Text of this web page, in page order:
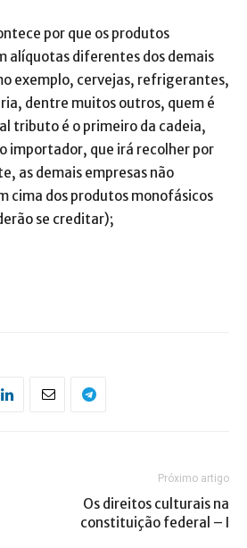
por que os produtos
alíquotas diferentes dos demais
exemplo, cervejas, refrigerantes,
dentre muitos outros, quem é
tributo é o primeiro da cadeia,
importador, que irá recolher por
as demais empresas não
cima dos produtos monofásicos
se creditar);
Próximo artigo
Os direitos culturais na
constituição federal – I